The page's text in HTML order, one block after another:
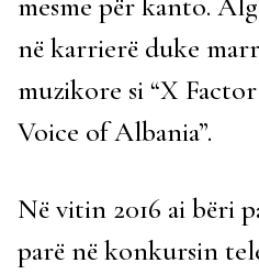
në karrierë duke
muzikore si “X
Voice of Albania”.
Në vitin 2016 ai bëri
parë në konkursin